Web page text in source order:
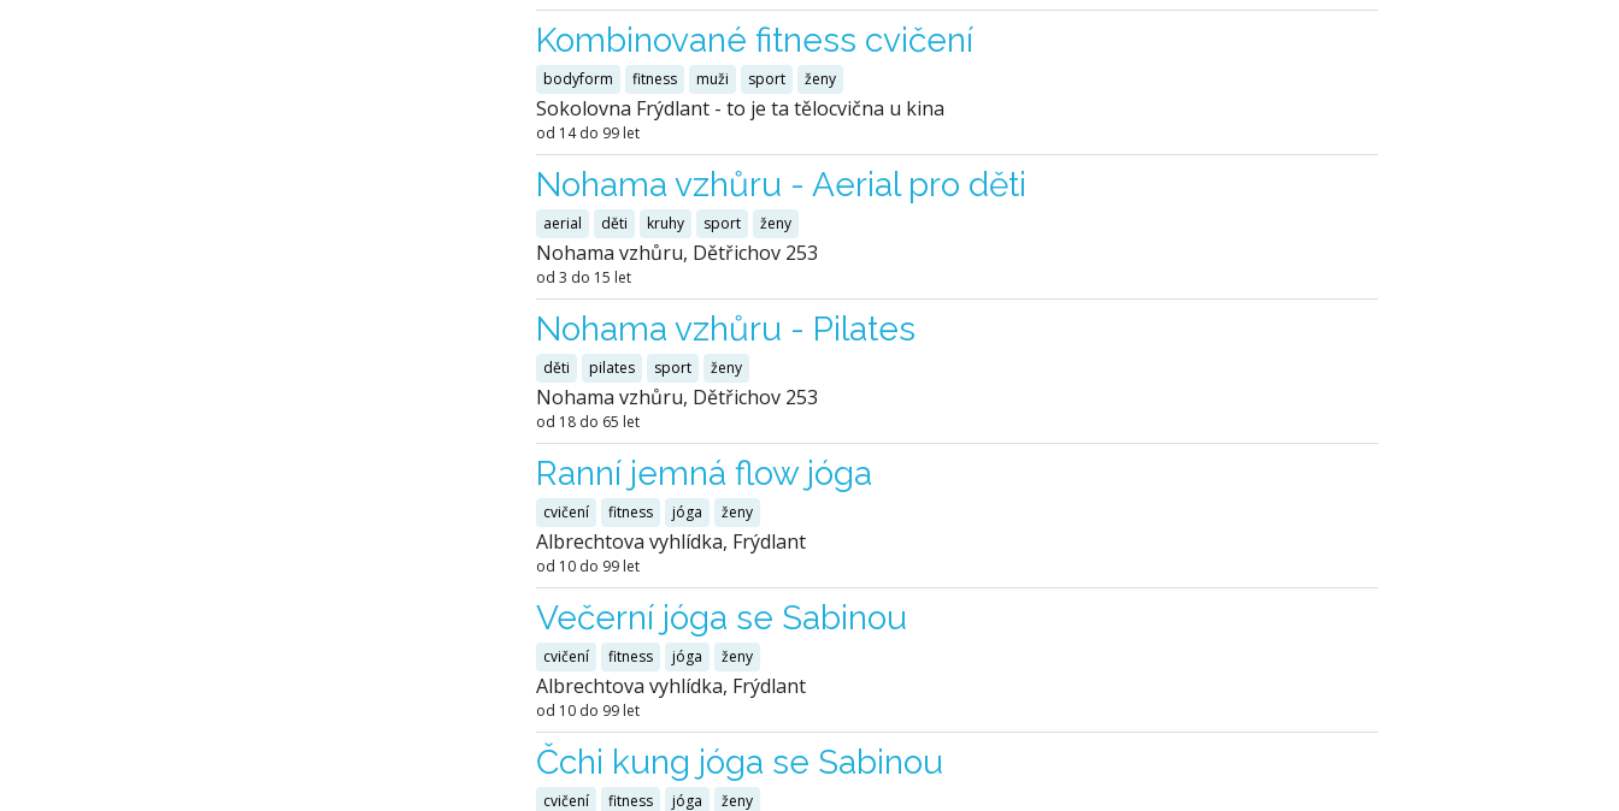
Kombinované fitness cvičení
bodyform fitness muži sport ženy
Sokolovna Frýdlant - to je ta tělocvična u kina
od 14 do 99 let
Nohama vzhůru - Aerial pro děti
aerial děti kruhy sport ženy
Nohama vzhůru, Dětřichov 253
od 3 do 15 let
Nohama vzhůru - Pilates
děti pilates sport ženy
Nohama vzhůru, Dětřichov 253
od 18 do 65 let
Ranní jemná flow jóga
cvičení fitness jóga ženy
Albrechtova vyhlídka, Frýdlant
od 10 do 99 let
Večerní jóga se Sabinou
cvičení fitness jóga ženy
Albrechtova vyhlídka, Frýdlant
od 10 do 99 let
Čchi kung jóga se Sabinou
cvičení fitness jóga ženy